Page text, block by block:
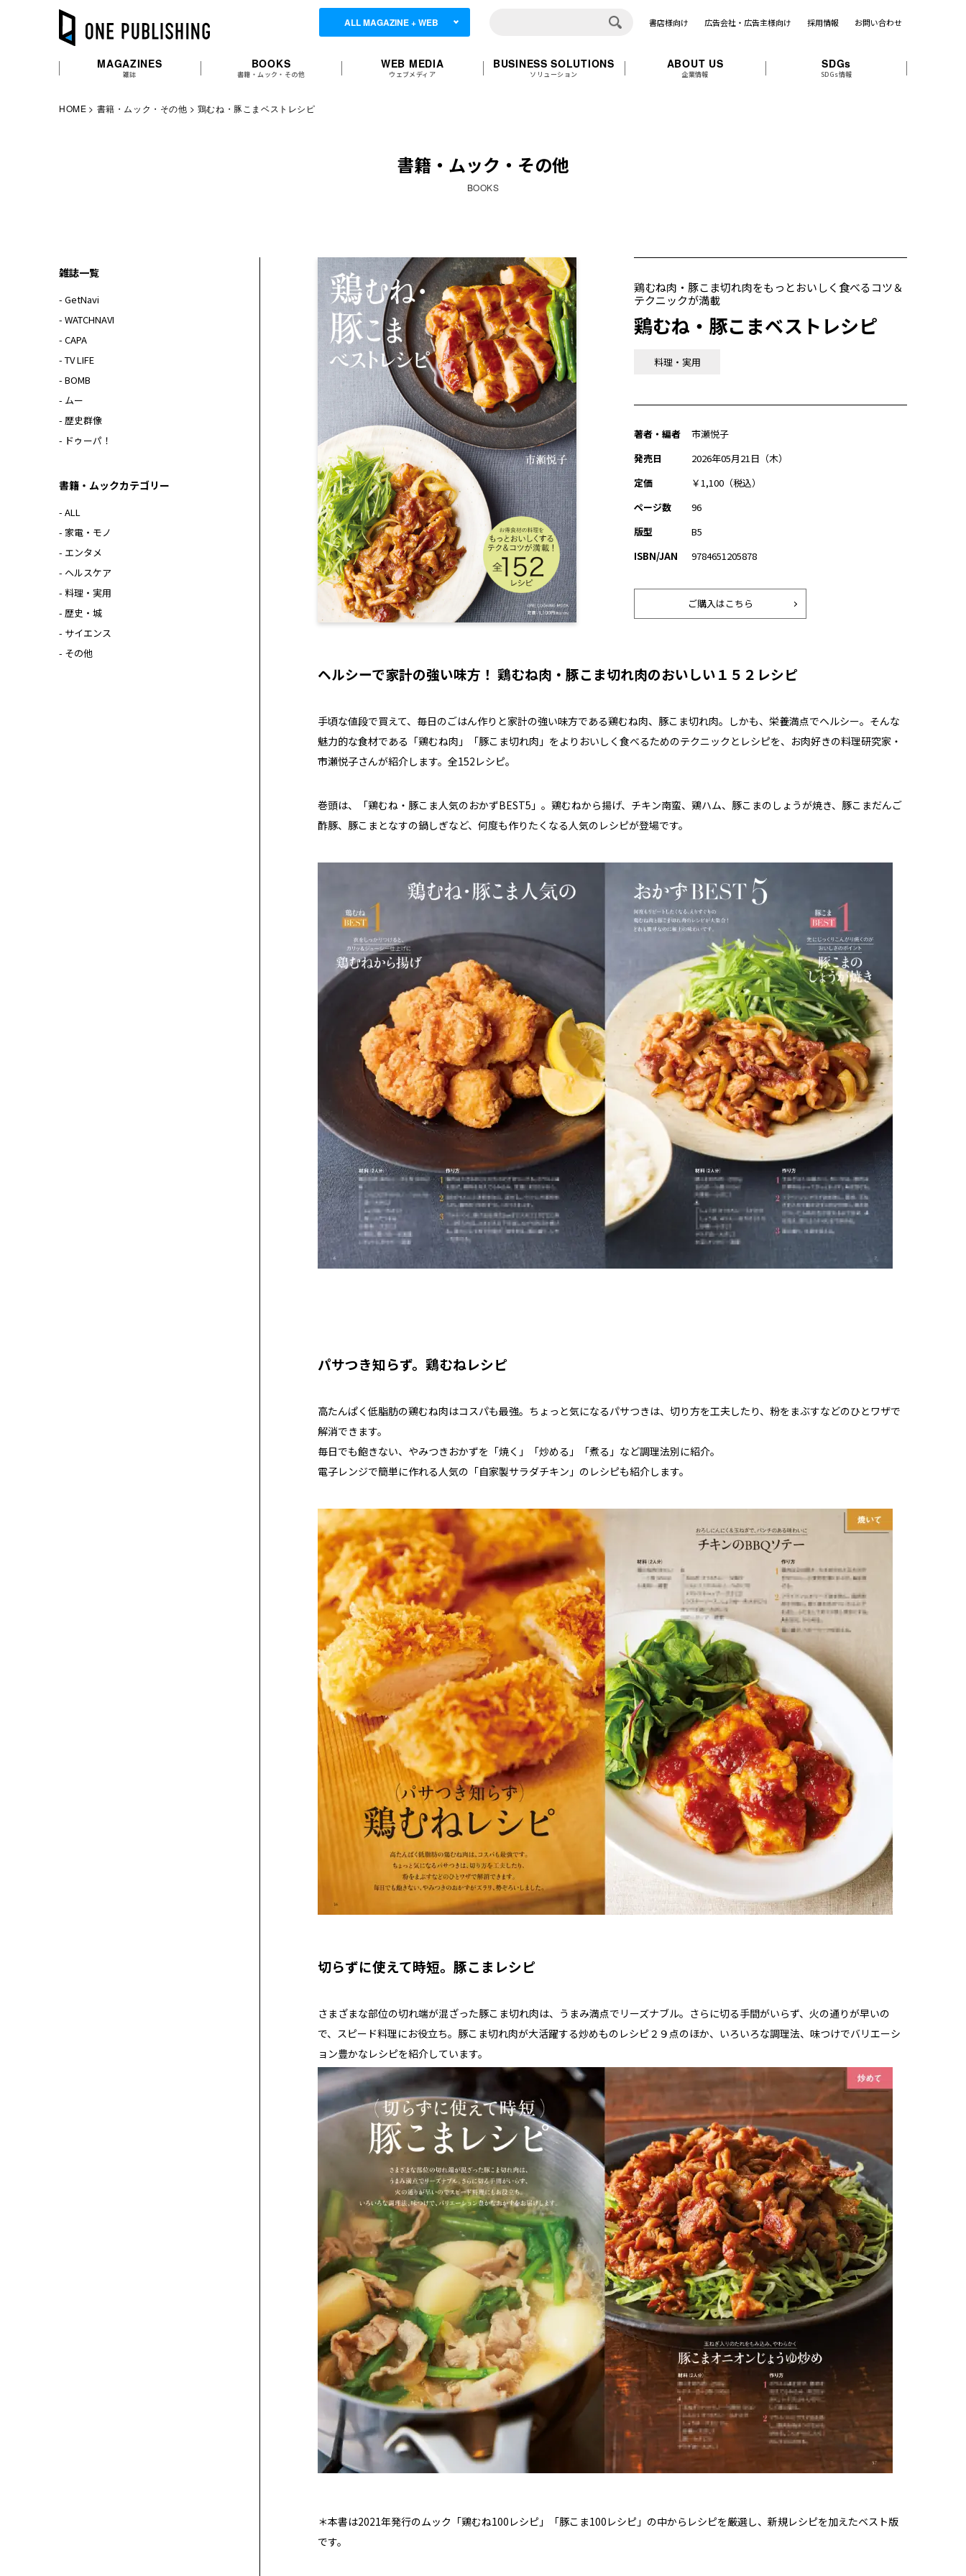
ALL MAGAZINE + WEB 書店様向け 広告会社・広告主様向け 採用情報 お問い合わせ
MAGAZINES
雑誌
BOOKS
書籍・ムック・その他
WEB MEDIA
ウェブメディア
BUSINESS SOLUTIONS
ソリューション
ABOUT US
企業情報
SDGs
SDGs情報
HOME 書籍・ムック・その他 鶏むね・豚こまベストレシピ
書籍・ムック・その他
BOOKS
鶏むね肉・豚こま切れ肉をもっとおいしく食べるコツ＆
テクニックが満載
鶏むね・豚こまベストレシピ
料理・実用
著者・編者
市瀬悦子
発売日
2026年05月21日（木）
定価
￥1,100（税込）
ページ数
96
版型
B5
ISBN/JAN
9784651205878
ご購入はこちら
ヘルシーで家計の強い味方！ 鶏むね肉・豚こま切れ肉のおいしい１５２レシピ
手頃な値段で買えて、毎日のごはん作りと家計の強い味方である鶏むね肉、豚こま切れ肉。しかも、栄養満点でヘルシー。そんな
魅力的な食材である「鶏むね肉」「豚こま切れ肉」をよりおいしく食べるためのテクニックとレシピを、お肉好きの料理研究家・
市瀬悦子さんが紹介します。全152レシピ。
巻頭は、「鶏むね・豚こま人気のおかずBEST5」。鶏むねから揚げ、チキン南蛮、鶏ハム、豚こまのしょうが焼き、豚こまだんご
酢豚、豚こまとなすの鍋しぎなど、何度も作りたくなる人気のレシピが登場です。
パサつき知らず。鶏むねレシピ
高たんぱく低脂肪の鶏むね肉はコスパも最強。ちょっと気になるパサつきは、切り方を工夫したり、粉をまぶすなどのひとワザで
解消できます。
毎日でも飽きない、やみつきおかずを「焼く」「炒める」「煮る」など調理法別に紹介。
電子レンジで簡単に作れる人気の「自家製サラダチキン」のレシピも紹介します。
切らずに使えて時短。豚こまレシピ
さまざまな部位の切れ端が混ざった豚こま切れ肉は、うまみ満点でリーズナブル。さらに切る手間がいらず、火の通りが早いの
で、スピード料理にお役立ち。豚こま切れ肉が大活躍する炒めものレシピ２９点のほか、いろいろな調理法、味つけでバリエーシ
ョン豊かなレシピを紹介しています。
＊本書は2021年発行のムック「鶏むね100レシピ」「豚こま100レシピ」の中からレシピを厳選し、新規レシピを加えたベスト版
です。
雑誌一覧
- GetNavi
- WATCHNAVI
- CAPA
- TV LIFE
- BOMB
- ムー
- 歴史群像
- ドゥーパ！
書籍・ムックカテゴリー
- ALL
- 家電・モノ
- エンタメ
- ヘルスケア
- 料理・実用
- 歴史・城
- サイエンス
- その他